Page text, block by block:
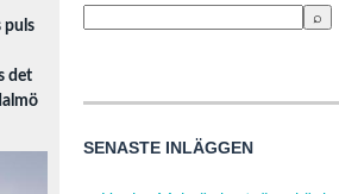
puls
det
SENASTE INLÄGGEN